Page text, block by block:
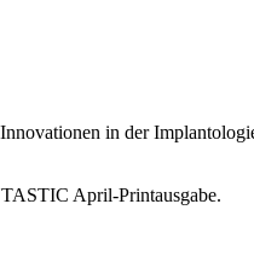
in der
April-Printausgabe.